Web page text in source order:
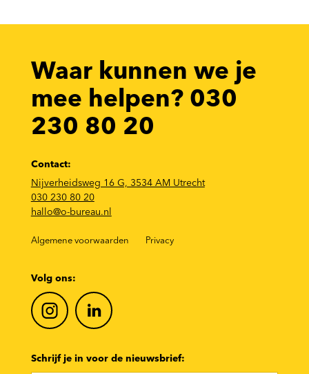
Waar kunnen we je
mee helpen? 030
230 80 20
Contact:
Nijverheidsweg 16 G, 3534 AM Utrecht
030 230 80 20
hallo@o-bureau.nl
Algemene voorwaarden Privacy
Volg ons:
Schrijf je in voor de nieuwsbrief: